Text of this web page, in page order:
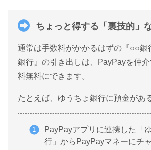
ちょっと得する「裏技的」
通常は手数料がかかるはずの『○○
銀行』の引き出しは、PayPayを仲
料無料にできます。
たとえば、ゆうちょ銀行に預金があ
PayPayアプリに連携した「
行」からPayPayマネーにチ